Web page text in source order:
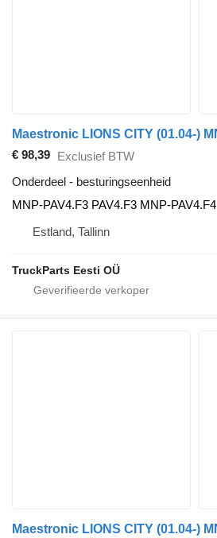
€ 98,39 Exclusief BTW
Onderdeel - besturingseenheid
MNP-PAV4.F3 PAV4.F3 MNP-PAV4.F4
Estland, Tallinn
TruckParts Eesti OÜ